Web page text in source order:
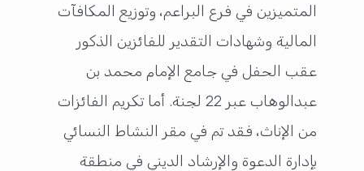
المتميزين في فرع البراعم، وتوزيع المكافآت
المالية وشهادات التقدير للفائزين الذكور
عقب الحفل في جامع الإمام محمد بن
عبدالوهاب عبر 22 لجنة. أما تكريم الفائزات
من الإناث، فقد تم في مقر النشاط النسائي
بإدارة الدعوة والإرشاد الديني في منطقة